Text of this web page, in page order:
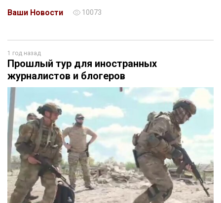
Ваши Новости
10073
1 год назад
Прошлый тур для иностранных
журналистов и блогеров